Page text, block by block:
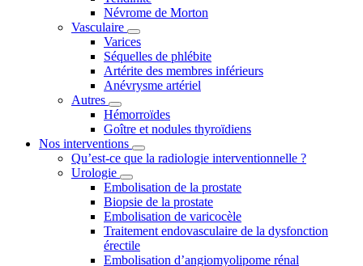
Névrome de Morton
Vasculaire
Varices
Séquelles de phlébite
Artérite des membres inférieurs
Anévrysme artériel
Autres
Hémorroïdes
Goître et nodules thyroïdiens
Nos interventions
Qu’est-ce que la radiologie interventionnelle ?
Urologie
Embolisation de la prostate
Biopsie de la prostate
Embolisation de varicocèle
Traitement endovasculaire de la dysfonction
érectile
Embolisation d’angiomyolipome rénal